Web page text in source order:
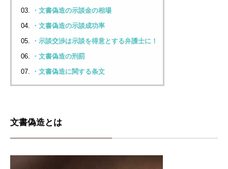
・文書偽造の示談金の相場
・文書偽造の示談成功率
・示談交渉は示談を得意とする弁護士に！
・文書偽造の刑罰
・文書偽造に関する条文
文書偽造とは